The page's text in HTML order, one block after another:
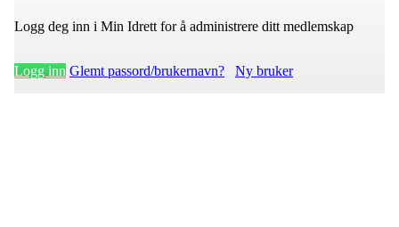
Logg deg inn i Min Idrett for å administrere ditt medlemskap
Logg inn Glemt passord/bruker­navn? Ny bruker